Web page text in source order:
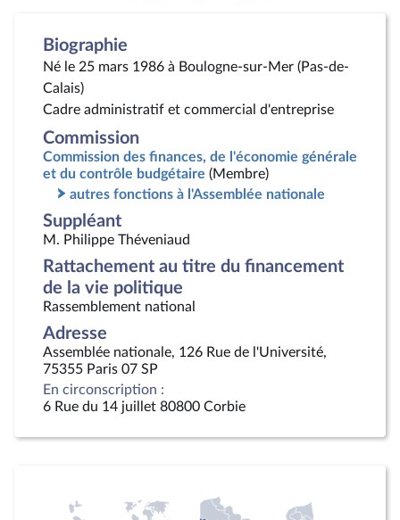
Biographie
Né le 25 mars 1986 à Boulogne-sur-Mer (Pas-de-
Calais)
Cadre administratif et commercial d'entreprise
Commission
Commission des finances, de l'économie générale
et du contrôle budgétaire (Membre)
autres fonctions à l'Assemblée nationale
Suppléant
M. Philippe Théveniaud
Rattachement au titre du financement
de la vie politique
Rassemblement national
Adresse
Assemblée nationale, 126 Rue de l'Université,
75355 Paris 07 SP
En circonscription :
6 Rue du 14 juillet 80800 Corbie